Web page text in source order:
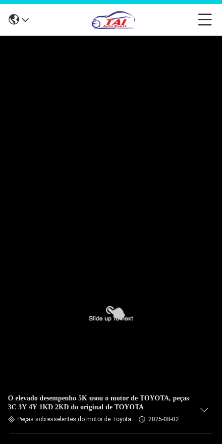
O elevado desempenho 5K usou o motor de TOYOTA, peças
3C 3Y 4Y 1KD 2KD do original de TOYOTA
Peças sobresselentes do motor de Toyota 2025-08-02